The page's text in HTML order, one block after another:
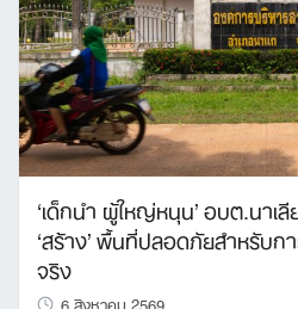
‘เด็กนำ ผู้ใหญ่หนุน’ อบต.นาเลี
‘สร้าง’ พื้นที่ปลอดภัยสำหรับก
จริง
6 สิงหาคม 2569